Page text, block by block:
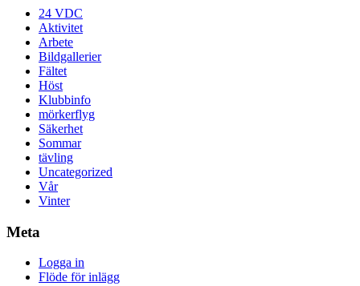
24 VDC
Aktivitet
Arbete
Bildgallerier
Fältet
Höst
Klubbinfo
mörkerflyg
Säkerhet
Sommar
tävling
Uncategorized
Vår
Vinter
Meta
Logga in
Flöde för inlägg